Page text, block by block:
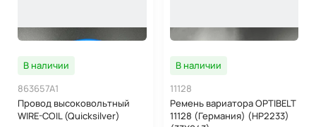
В наличии
863657A1
Провод высоковольтный
WIRE-COIL (Quicksilver)
В наличии
11128
Ремень вариатора OPTIBELT
11128 (Германия) (HP2233)